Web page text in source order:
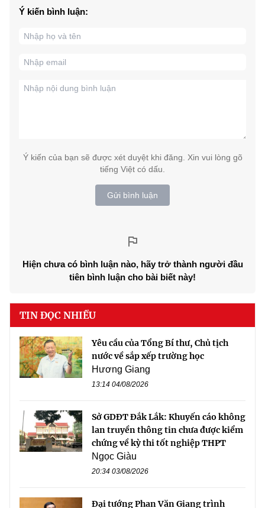
Ý kiến bình luận:
Ý kiến của bạn sẽ được xét duyệt khi đăng. Xin vui lòng gõ
tiếng Việt có dấu.
Gửi bình luận
Hiện chưa có bình luận nào, hãy trở thành người đầu
tiên bình luận cho bài biết này!
TIN ĐỌC NHIỀU
Yêu cầu của Tổng Bí thư, Chủ tịch
nước về sắp xếp trường học
Hương Giang
13:14 04/08/2026
Sở GDĐT Đắk Lắk: Khuyến cáo không
lan truyền thông tin chưa được kiểm
chứng về kỳ thi tốt nghiệp THPT
Ngọc Giàu
20:34 03/08/2026
Đại tướng Phan Văn Giang trình